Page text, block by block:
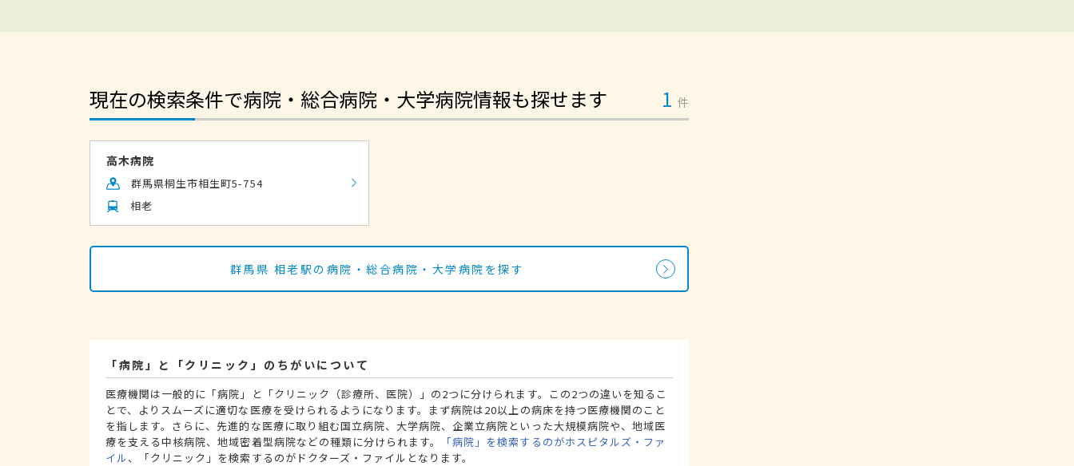
現在の検索条件で病院・総合病院・大学病院情報も探せます 1 件
高木病院
群馬県桐生市相生町5-754
相老
群馬県 相老駅の病院・総合病院・大学病院を探す
「病院」と「クリニック」のちがいについて
医療機関は一般的に「病院」と「クリニック（診療所、医院）」の2つに分けられます。この2つの違いを知るこ
とで、よりスムーズに適切な医療を受けられるようになります。まず病院は20以上の病床を持つ医療機関のこと
を指します。さらに、先進的な医療に取り組む国立病院、大学病院、企業立病院といった大規模病院や、地域医
療を支える中核病院、地域密着型病院などの種類に分けられます。
「病院」を検索するのがホスピタルズ・ファ
イル、「クリニック」を検索するのがドクターズ・ファイルとなります。